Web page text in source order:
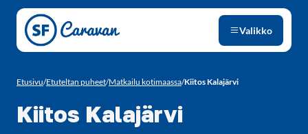
Siirry sivun sisältöön
Valikko
Etusivu/Etuteltan puheet/Matkailu kotimaassa/Kiitos Kalajärvi
Kiitos Kalajärvi